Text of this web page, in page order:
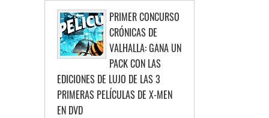
PRIMER CONCURSO
CRÓNICAS DE
VALHALLA: GANA UN
PACK CON LAS
EDICIONES DE LUJO DE LAS 3
PRIMERAS PELÍCULAS DE X-MEN
EN DVD